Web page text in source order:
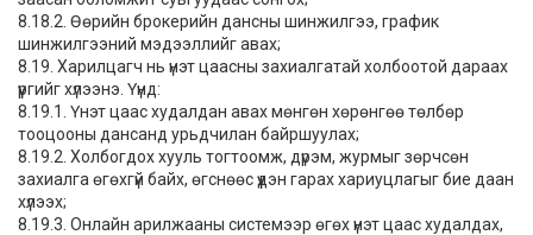
8.18.2. Өөрийн брокерийн дансны шинжилгээ, график
шинжилгээний мэдээллийг авах;
8.19. Харилцагч нь үнэт цаасны захиалгатай холбоотой дараах
үүргийг хүлээнэ. Үүнд:
8.19.1. Үнэт цаас худалдан авах мөнгөн хөрөнгөө төлбөр
тооцооны дансанд урьдчилан байршуулах;
8.19.2. Холбогдох хууль тогтоомж, дүрэм, журмыг зөрчсөн
захиалга өгөхгүй байх, өгснөөс үүдэн гарах хариуцлагыг бие даан
хүлээх;
8.19.3. Онлайн арилжааны системээр өгөх үнэт цаас худалдах,